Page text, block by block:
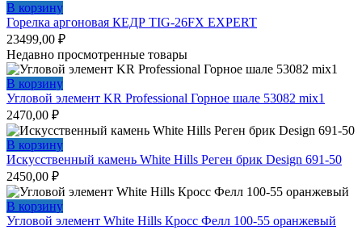
В корзину
Горелка аргоновая КЕДР TIG-26FX EXPERT
23499,00 ₽
Недавно просмотренные товары
В корзину
Угловой элемент KR Professional Горное шале 53082 mix1
2470,00 ₽
В корзину
Искусственный камень White Hills Реген брик Design 691-50
2450,00 ₽
В корзину
Угловой элемент White Hills Кросс Фелл 100-55 оранжевый